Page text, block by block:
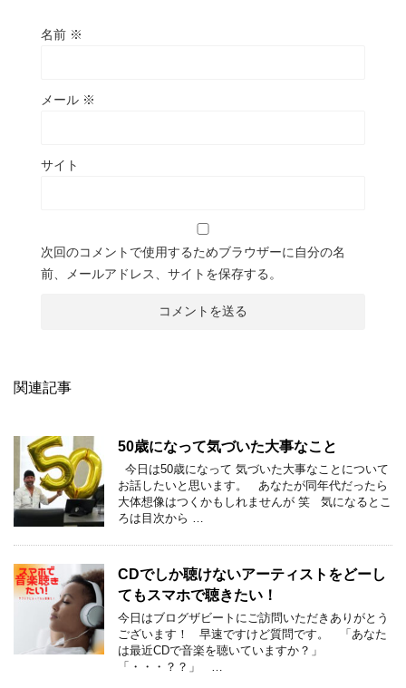
名前 ※
メール ※
サイト
次回のコメントで使用するためブラウザーに自分の名
前、メールアドレス、サイトを保存する。
関連記事
50歳になって気づいた大事なこと
今日は50歳になって 気づいた大事なことについて
お話したいと思います。 あなたが同年代だったら
大体想像はつくかもしれませんが 笑 気になるとこ
ろは目次から …
CDでしか聴けないアーティストをどーし
てもスマホで聴きたい！
今日はブログザビートにご訪問いただきありがとう
ございます！ 早速ですけど質問です。 「あなた
は最近CDで音楽を聴いていますか？」
「・・・？？」 …